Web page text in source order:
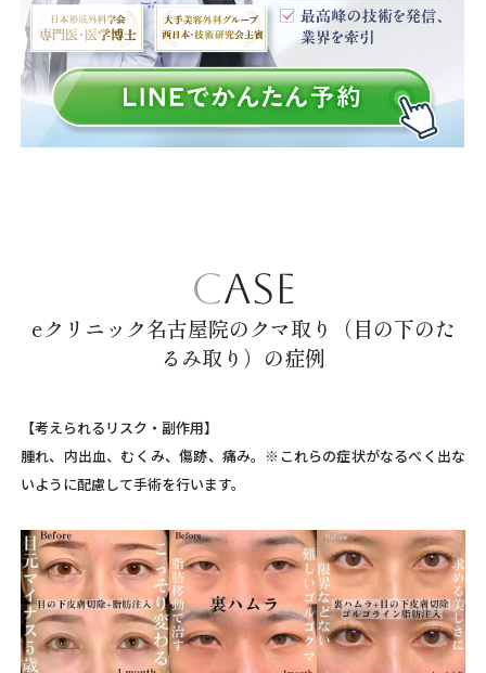
CASE
eクリニック名古屋院のクマ取り（目の下のた
るみ取り）の症例
【考えられるリスク・副作用】
腫れ、内出血、むくみ、傷跡、痛み。※これらの症状がなるべく出な
いように配慮して手術を行います。